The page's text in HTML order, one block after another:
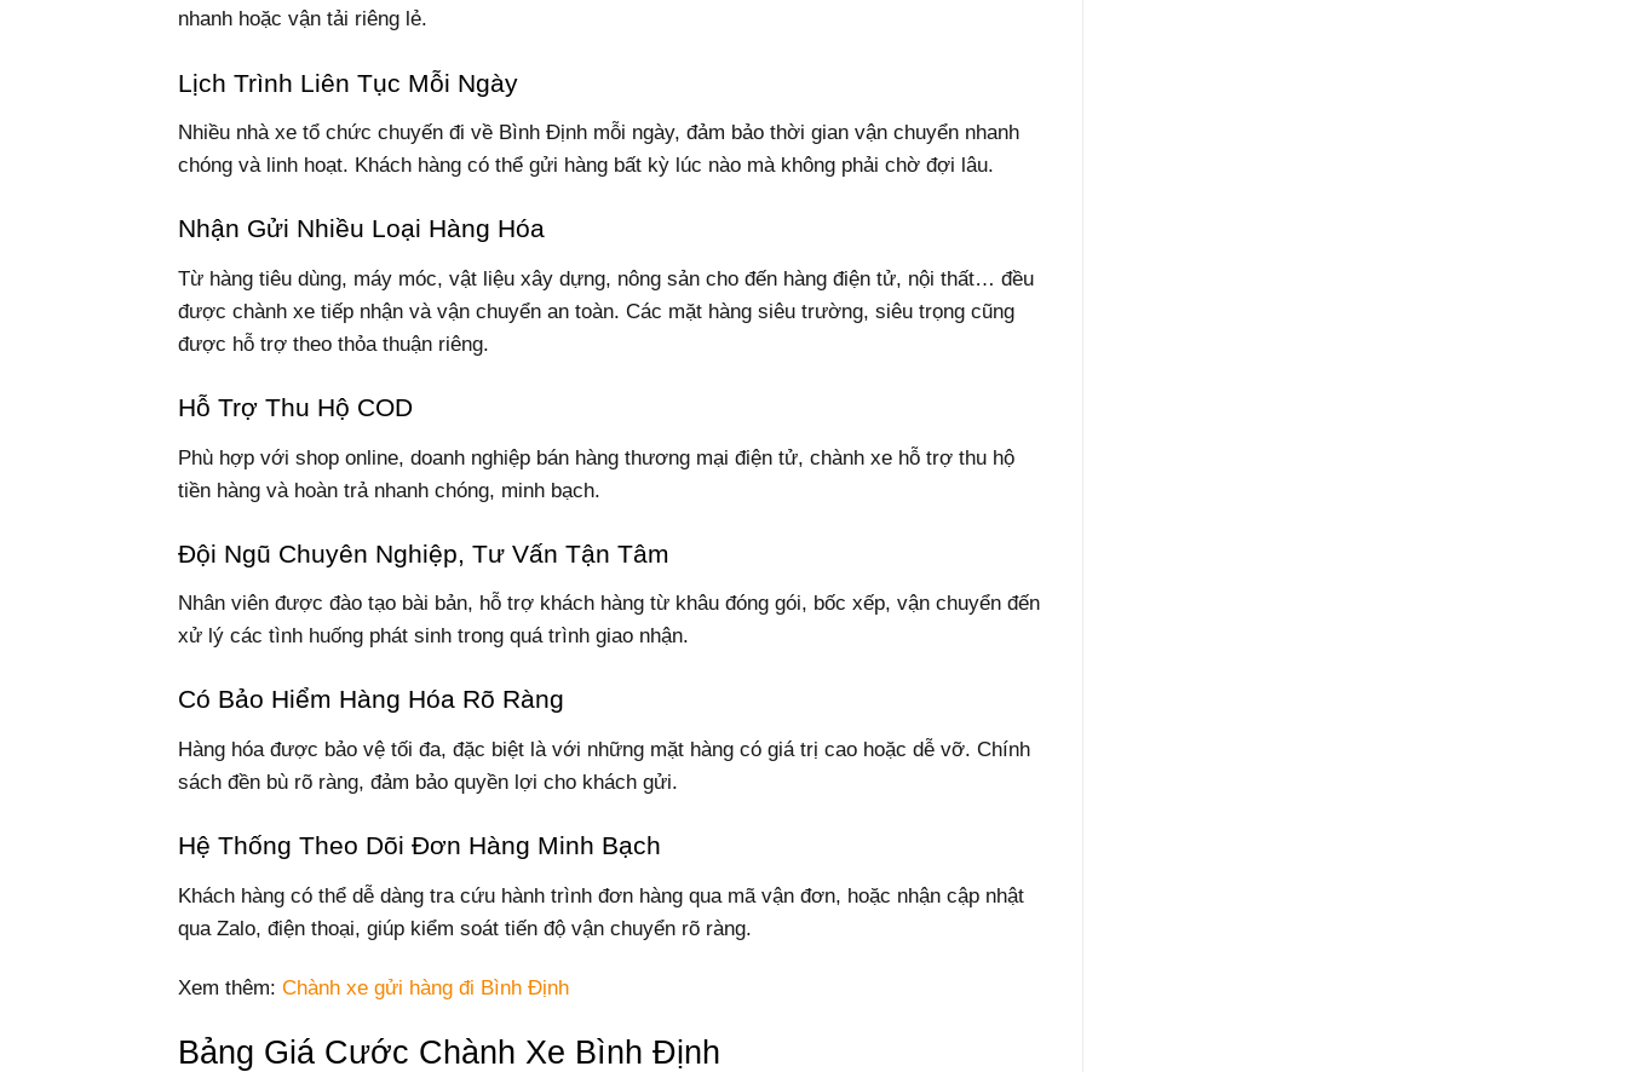
nhanh hoặc vận tải riêng lẻ.
Lịch Trình Liên Tục Mỗi Ngày
Nhiều nhà xe tổ chức chuyến đi về Bình Định mỗi ngày, đảm bảo thời gian vận chuyển nhanh
chóng và linh hoạt. Khách hàng có thể gửi hàng bất kỳ lúc nào mà không phải chờ đợi lâu.
Nhận Gửi Nhiều Loại Hàng Hóa
Từ hàng tiêu dùng, máy móc, vật liệu xây dựng, nông sản cho đến hàng điện tử, nội thất… đều
được chành xe tiếp nhận và vận chuyển an toàn. Các mặt hàng siêu trường, siêu trọng cũng
được hỗ trợ theo thỏa thuận riêng.
Hỗ Trợ Thu Hộ COD
Phù hợp với shop online, doanh nghiệp bán hàng thương mại điện tử, chành xe hỗ trợ thu hộ
tiền hàng và hoàn trả nhanh chóng, minh bạch.
Đội Ngũ Chuyên Nghiệp, Tư Vấn Tận Tâm
Nhân viên được đào tạo bài bản, hỗ trợ khách hàng từ khâu đóng gói, bốc xếp, vận chuyển đến
xử lý các tình huống phát sinh trong quá trình giao nhận.
Có Bảo Hiểm Hàng Hóa Rõ Ràng
Hàng hóa được bảo vệ tối đa, đặc biệt là với những mặt hàng có giá trị cao hoặc dễ vỡ. Chính
sách đền bù rõ ràng, đảm bảo quyền lợi cho khách gửi.
Hệ Thống Theo Dõi Đơn Hàng Minh Bạch
Khách hàng có thể dễ dàng tra cứu hành trình đơn hàng qua mã vận đơn, hoặc nhận cập nhật
qua Zalo, điện thoại, giúp kiểm soát tiến độ vận chuyển rõ ràng.
Xem thêm: Chành xe gửi hàng đi Bình Định
Bảng Giá Cước Chành Xe Bình Định